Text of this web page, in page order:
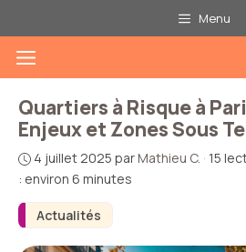
au
contenu
Menu
Menu
Actualités
Quartiers à Risque à
Enjeux et Zones Sous
4 juillet 2025 parMathieu C. · 15
: environ 6 minutes